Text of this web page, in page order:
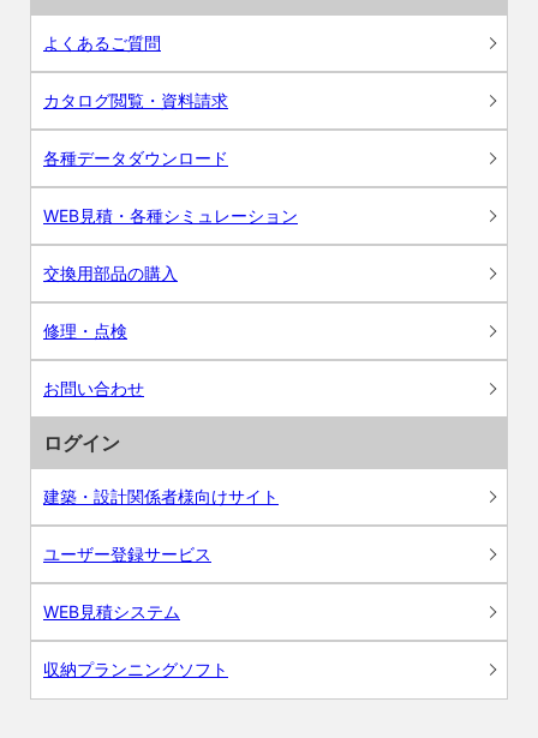
よくあるご質問
カタログ閲覧・資料請求
各種データダウンロード
WEB見積・各種シミュレーション
交換用部品の購入
修理・点検
お問い合わせ
ログイン
建築・設計関係者様向けサイト
ユーザー登録サービス
WEB見積システム
収納プランニングソフト